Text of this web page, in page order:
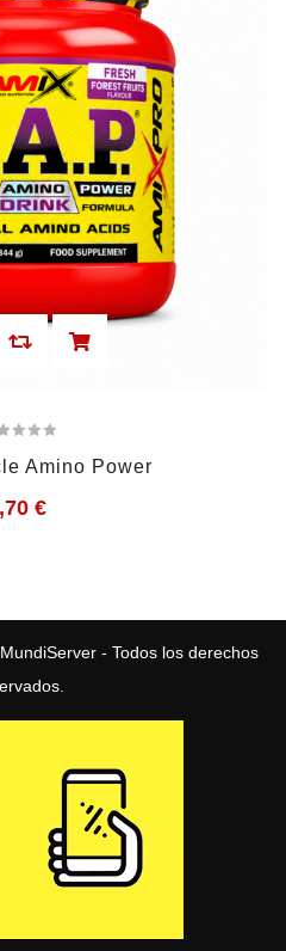
Amino Power
€
- Todos los derechos